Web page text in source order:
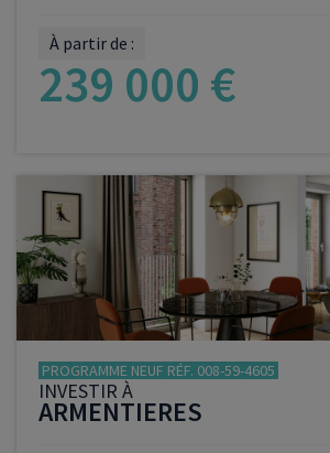
À partir de :
239 000 €
VOIR LE PROGRAMME
PROGRAMME NEUF RÉF. 008-59-4605
INVESTIR À
ARMENTIERES